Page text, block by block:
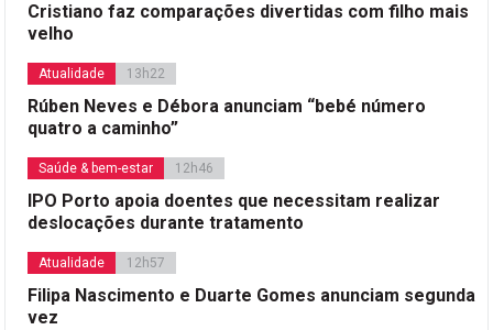
Cristiano faz comparações divertidas com filho mais
velho
Atualidade 13h22
Rúben Neves e Débora anunciam “bebé número
quatro a caminho”
Saúde & bem-estar 12h46
IPO Porto apoia doentes que necessitam realizar
deslocações durante tratamento
Atualidade 12h57
Filipa Nascimento e Duarte Gomes anunciam segunda
vez